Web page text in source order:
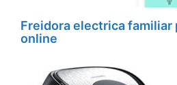
Freidora electrica familiar
online